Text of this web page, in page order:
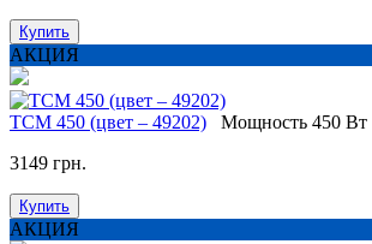
Купить
АКЦИЯ
ТСМ 450 (цвет – 49202) Мощность 450 Вт
3149 грн.
Купить
АКЦИЯ